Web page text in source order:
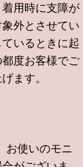
用時に支障が
外とさせてい
いるときに起
度お客様でご
ます。
使いのモニ